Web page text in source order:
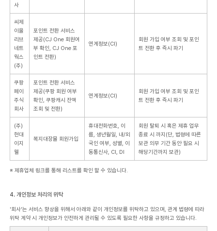
사
씨제
이올
리브
네트
웍스
(주)
포인트 전환 서비스
제공(CJ One 회원여
부 확인, CJ One 포
인트 전환)
연계정보(CI)
회원 가입 여부 조회 및 포인
트 전환 후 즉시 파기
쿠팡
페이
주식
회사
포인트 전환 서비스
제공(쿠팡 회원 여부
확인, 쿠팡캐시 잔액
조회 및 전환)
연계정보(CI)
회원 가입 여부 조회 및 포인
트 전환 후 즉시 파기
(주)
현대
이지
웰
복지대장몰 회원가입
휴대전화번호, 이
름, 생년월일, 내/외
국인 여부, 성별, 이
동통신사, CI, DI
회원 탈퇴 시 혹은 제휴 업무
종료 시 까지(단, 법령에 따른
보관 의무 기간 동안 필요 시
해당기간까지 보관)
※ 제휴업체 링크를 통해 리스트를 확인 할 수 있습니다.
4. 개인정보 처리의 위탁
'회사'는 서비스 향상을 위해서 아래와 같이 개인정보를 위탁하고 있으며, 관계 법령에 따라
위탁 계약 시 개인정보가 안전하게 관리될 수 있도록 필요한 사항을 규정하고 있습니다.